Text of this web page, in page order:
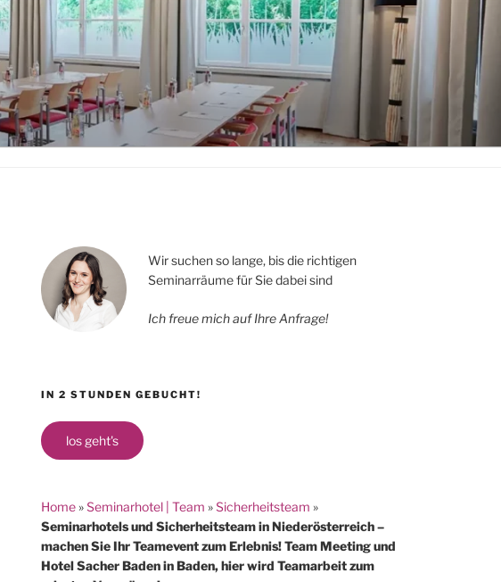
Wir suchen so lange, bis die richtigen
Seminarräume für Sie dabei sind
Ich freue mich auf Ihre Anfrage!
IN 2 STUNDEN GEBUCHT!
los geht's
Home»Seminarhotel | Team »Sicherheitsteam »
Seminarhotels und Sicherheitsteam in Niederösterreich –
machen Sie Ihr Teamevent zum Erlebnis! Team Meeting und
Hotel Sacher Baden in Baden, hier wird Teamarbeit zum